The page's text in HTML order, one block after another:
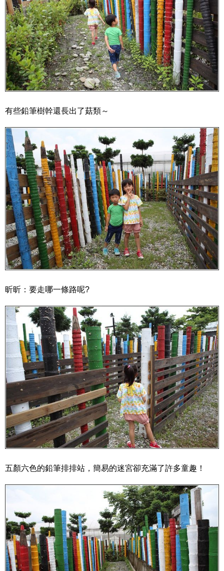
有些鉛筆樹幹還長出了菇類～
昕昕：要走哪一條路呢?
五顏六色的鉛筆排排站，簡易的迷宮卻充滿了許多童趣！